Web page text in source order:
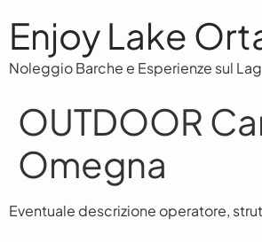
Enjoy Lake
Noleggio Barche e Esperienze sul
OUTDOOR
Omegna
Eventuale descrizione operatore,